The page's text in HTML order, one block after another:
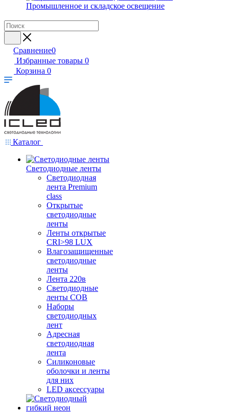
Промышленное и складское освещение
Сравнение0
Избранные товары 0
Корзина 0
Каталог
Светодиодные ленты
Светодиодная
лента Premium
class
Открытые
светодиодные
ленты
Ленты открытые
CRI>98 LUX
Влагозащищенные
светодиодные
ленты
Лента 220в
Светодиодные
ленты COB
Наборы
светодиодных
лент
Адресная
светодиодная
лента
Силиконовые
оболочки и ленты
для них
LED аксессуары